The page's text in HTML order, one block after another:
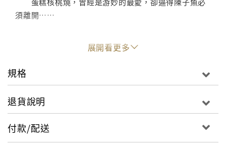
須離開……
暢銷天王作家吳若權繼《摘星》《畢業旅行》後，
再次結合短篇愛情小說與影像動畫，呈現給戀人的影音
圖文書。悅目的影像、淡淡的述說，緩緩呈現戀人纖細
善感、難以捉摸的哀愁。每一個畫面、每一段情節，都
展開看更多
規格
退貨說明
付款/配送